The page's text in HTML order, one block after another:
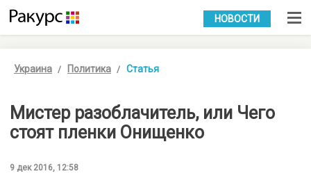
УКР РУС
НОВОСТИ
Украина Политика Статья
Мистер разоблачитель, или Чего
стоят пленки Онищенко
9 дек 2016, 12:58